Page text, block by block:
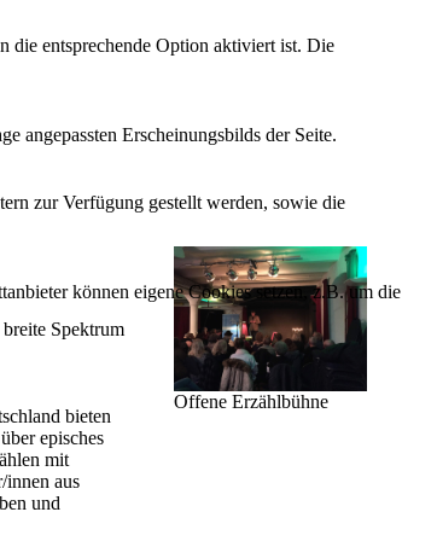
Spektrum
bieten
episches
mit
aus
und
Offene Erzählbühne
die entsprechende Option aktiviert ist. Die
angepassten Erscheinungsbilds der Seite.
zur Verfügung gestellt werden, sowie die
können eigene Cookies setzen, z.B. um die